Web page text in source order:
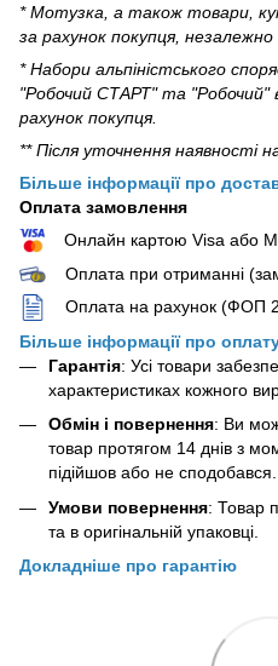
* Мотузка, а також товари,
за рахунок покупця, незалежно
* Набори альпіністського
"Робочий СТАРТ" та "Робочий"
рахунок покупця.
** Після уточнення наявності
Більше інформації про
Оплата замовлення
Онлайн картою Visa або
Оплата при отриманні
Оплата на рахунок (ФОП 2
Більше інформації про
Гарантія: Усі товари
характеристиках кожного
Обмін і повернення: Ви
товар протягом 14 днів з
підійшов або не сподобався.
Умови повернення: Товар
та в оригінальній упаковці.
Докладніше про гарантію